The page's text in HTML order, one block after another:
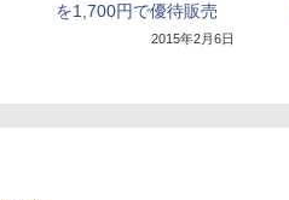
を1,700円で優待販売
2015年2月6日